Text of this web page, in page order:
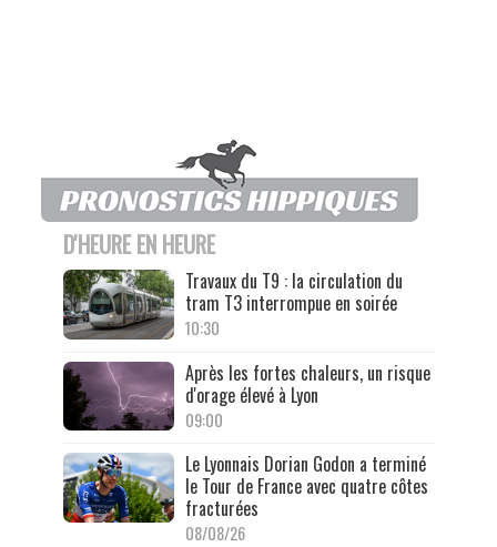
D'HEURE EN HEURE
Travaux du T9 : la circulation du
tram T3 interrompue en soirée
10:30
Après les fortes chaleurs, un risque
d'orage élevé à Lyon
09:00
Le Lyonnais Dorian Godon a terminé
le Tour de France avec quatre côtes
fracturées
08/08/26